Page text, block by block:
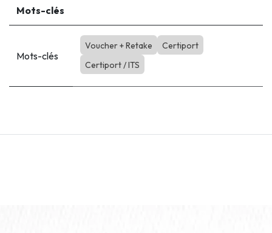
Mots-clés
Mots-clés
Voucher + Retake
Certiport
Certiport / ITS